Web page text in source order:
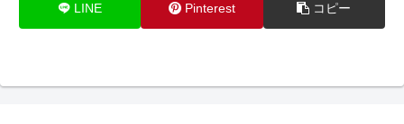
LINE Pinterest コピー